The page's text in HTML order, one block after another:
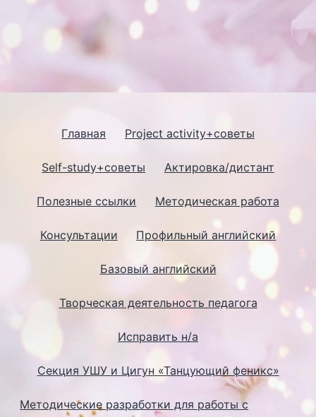
Главная Project activity+советы
Self-study+советы Актировка/дистант
Полезные ссылки Методическая работа
Консультации Профильный английский
Базовый английский
Творческая деятельность педагога
Исправить н/а
Секция УШУ и Цигун «Танцующий феникс»
Методические разработки для работы с